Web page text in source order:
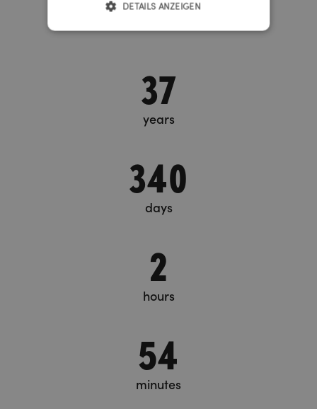
Urknall Timer
37
years
340
days
2
hours
54
minutes
DETAILS ANZEIGEN